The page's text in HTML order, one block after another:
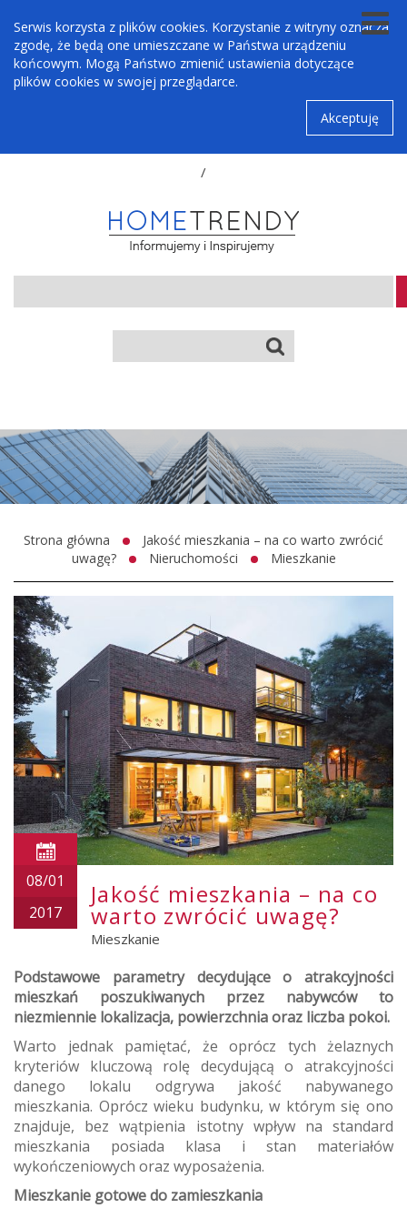
Serwis korzysta z plików cookies. Korzystanie z witryny oznacza
zgodę, że będą one umieszczane w Państwa urządzeniu
końcowym. Mogą Państwo zmienić ustawienia dotyczące
plików cookies w swojej przeglądarce.
Akceptuję
/
Strona główna
Jakość mieszkania – na co warto zwrócić
uwagę?
Nieruchomości Mieszkanie
08/01
2017
Jakość mieszkania – na co
warto zwrócić uwagę?
Mieszkanie
Podstawowe parametry decydujące o atrakcyjności
mieszkań poszukiwanych przez nabywców to
niezmiennie lokalizacja, powierzchnia oraz liczba pokoi.
Warto jednak pamiętać, że oprócz tych żelaznych
kryteriów kluczową rolę decydującą o atrakcyjności
danego lokalu odgrywa jakość nabywanego
mieszkania. Oprócz wieku budynku, w którym się ono
znajduje, bez wątpienia istotny wpływ na standard
mieszkania posiada klasa i stan materiałów
wykończeniowych oraz wyposażenia.
Mieszkanie gotowe do zamieszkania